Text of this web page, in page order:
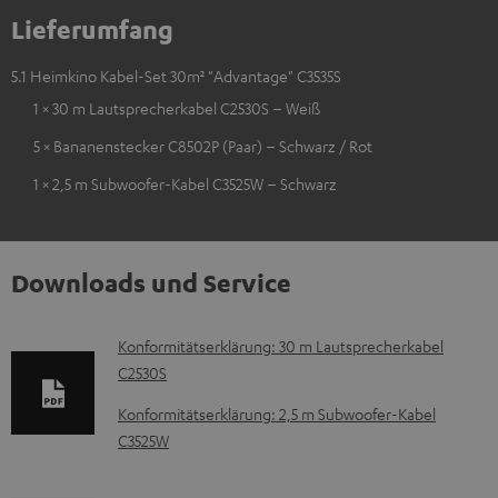
Lieferumfang
5.1 Heimkino Kabel-Set 30m² "Advantage" C3535S
1 × 30 m Lautsprecherkabel C2530S – Weiß
5 × Bananenstecker C8502P (Paar) – Schwarz / Rot
1 × 2,5 m Subwoofer-Kabel C3525W – Schwarz
Downloads und Service
D
o
k
u
Konformitätserklärung: 30 m Lautsprecherkabel
C2530S
Konformitätserklärung: 2,5 m Subwoofer-Kabel
C3525W